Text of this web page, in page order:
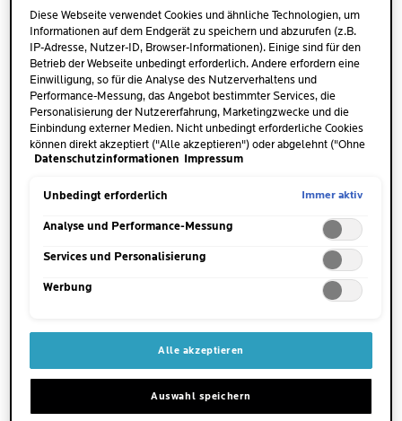
WAS SIND DIE TYPISCHEN
SYMPTOME EMPFINDLICHER
HAUT?
Empfindliche Haut definiert sich vor allem durch das
Empfinden der Betroffenen
aus. Für Hautärzte kann es deshalb zunächst schwierig
sein, empfindliche Haut zu diagnostizieren. Wir erläutern
die häufig genannten Symptome empfindlicher Haut im
Detail.
JUCKREIZ, SPANNUNGSGEFÜHL UND
RÖTUNGEN BEI EMPFINDLICHER HAUT
Juckreiz tritt besonders oft in Zusammenhang mit
Diese Webseite verwendet Cookies und ähnliche Technologien, um
Informationen auf dem Endgerät zu speichern und abzurufen (z.B.
IP-Adresse, Nutzer-ID, Browser-Informationen). Einige sind für den
Betrieb der Webseite unbedingt erforderlich. Andere erfordern eine
Einwilligung, so für die Analyse des Nutzerverhaltens und
Performance-Messung, das Angebot bestimmter Services, die
Personalisierung der Nutzererfahrung, Marketingzwecke und die
Einbindung externer Medien. Nicht unbedingt erforderliche Cookies
können direkt akzeptiert ("Alle akzeptieren") oder abgelehnt ("Ohne
Einwilligung fortfahren") werden. Individuelle Anpassungen der
speichern"). Die Auswahl kann jederzeit unter dem Link "Cookie-
unsere Datenschutzinformationen.
Datenschutzinformationen Impressum
Unbedingt erforderlich Immer aktiv
Analyse und Performance-Messung
Services und Personalisierung
Werbung
Alle akzeptieren
Auswahl speichern